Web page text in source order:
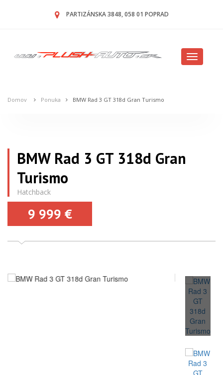
PARTIZÁNSKA 3848, 058 01 POPRAD
Toggle
Domov Ponuka BMW Rad 3 GT 318d Gran Turismo
BMW Rad 3 GT 318d Gran
Turismo
Hatchback
9 999 €